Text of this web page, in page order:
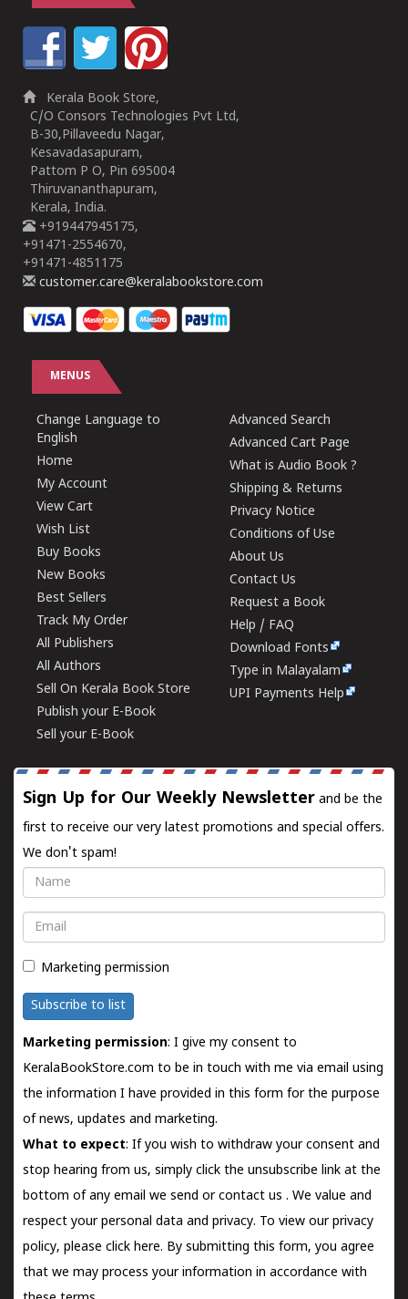
Kerala Book Store,
C/O Consors Technologies Pvt Ltd,
B-30,Pillaveedu Nagar,
Kesavadasapuram,
Pattom P O, Pin 695004
Thiruvananthapuram,
Kerala, India.
+919447945175,
+91471-2554670,
+91471-4851175
customer.care@keralabookstore.com
MENUS
Change Language to
English
Home
My Account
View Cart
Wish List
Buy Books
New Books
Best Sellers
Track My Order
All Publishers
All Authors
Sell On Kerala Book Store
Publish your E-Book
Sell your E-Book
Advanced Search
Advanced Cart Page
What is Audio Book ?
Shipping & Returns
Privacy Notice
Conditions of Use
About Us
Contact Us
Request a Book
Help / FAQ
Download Fonts
Type in Malayalam
UPI Payments Help
Sign Up for Our Weekly Newsletter and be the
first to receive our very latest promotions and special offers.
We don't spam!
Name
Email
Marketing permission
Subscribe to list
Marketing permission: I give my consent to
KeralaBookStore.com to be in touch with me via email using
the information I have provided in this form for the purpose
of news, updates and marketing.
What to expect: If you wish to withdraw your consent and
stop hearing from us, simply click the unsubscribe link at the
bottom of any email we send orcontact us . We value and
respect your personal data and privacy. To view our privacy
policy, please click here. By submitting this form, you agree
that we may process your information in accordance with